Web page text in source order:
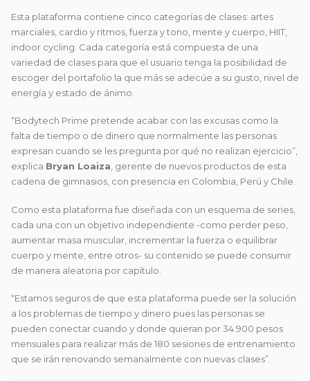
Esta plataforma contiene cinco categorías de clases: artes
marciales, cardio y ritmos, fuerza y tono, mente y cuerpo, HIIT,
indoor cycling. Cada categoría está compuesta de una
variedad de clases para que el usuario tenga la posibilidad de
escoger del portafolio la que más se adecúe a su gusto, nivel de
energía y estado de ánimo.
“Bodytech Prime pretende acabar con las excusas como la
falta de tiempo o de dinero que normalmente las personas
expresan cuando se les pregunta por qué no realizan ejercicio”,
explica Bryan Loaiza , gerente de nuevos productos de esta
cadena de gimnasios, con presencia en Colombia, Perú y Chile.
Como esta plataforma fue diseñada con un esquema de series,
cada una con un objetivo independiente -como perder peso,
aumentar masa muscular, incrementar la fuerza o equilibrar
cuerpo y mente, entre otros- su contenido se puede consumir
de manera aleatoria por capítulo.
“Estamos seguros de que esta plataforma puede ser la solución
a los problemas de tiempo y dinero pues las personas se
pueden conectar cuando y donde quieran por 34.900 pesos
mensuales para realizar más de 180 sesiones de entrenamiento
que se irán renovando semanalmente con nuevas clases”.